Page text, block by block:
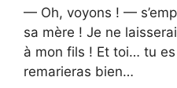
— Oh, voyons ! —
sa mère ! Je ne
à mon fils ! Et toi… tu
remarieras bien…